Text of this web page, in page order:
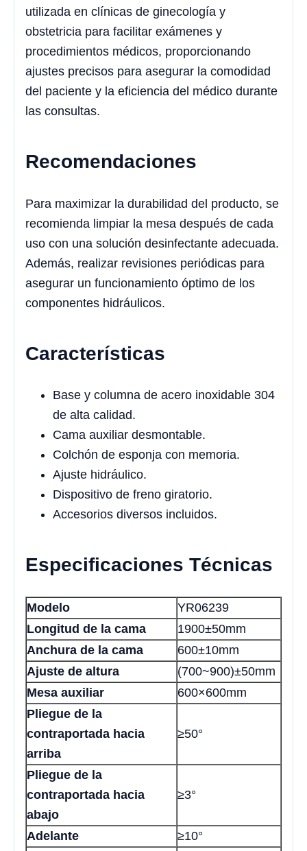
utilizada en clínicas de ginecología y
obstetricia para facilitar exámenes y
procedimientos médicos, proporcionando
ajustes precisos para asegurar la comodidad
del paciente y la eficiencia del médico durante
las consultas.
Recomendaciones
Para maximizar la durabilidad del producto, se
recomienda limpiar la mesa después de cada
uso con una solución desinfectante adecuada.
Además, realizar revisiones periódicas para
asegurar un funcionamiento óptimo de los
componentes hidráulicos.
Características
Base y columna de acero inoxidable 304
de alta calidad.
Cama auxiliar desmontable.
Colchón de esponja con memoria.
Ajuste hidráulico.
Dispositivo de freno giratorio.
Accesorios diversos incluidos.
Especificaciones Técnicas
Modelo
YR06239
Longitud de la cama
1900±50mm
Anchura de la cama
600±10mm
Ajuste de altura
(700~900)±50mm
Mesa auxiliar
600×600mm
Pliegue de la
contraportada hacia
arriba
≥50°
Pliegue de la
contraportada hacia
abajo
≥3°
Adelante
≥10°